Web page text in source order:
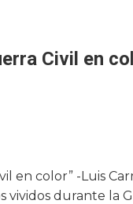
Civil en
en color” -Luis
vividos durante la